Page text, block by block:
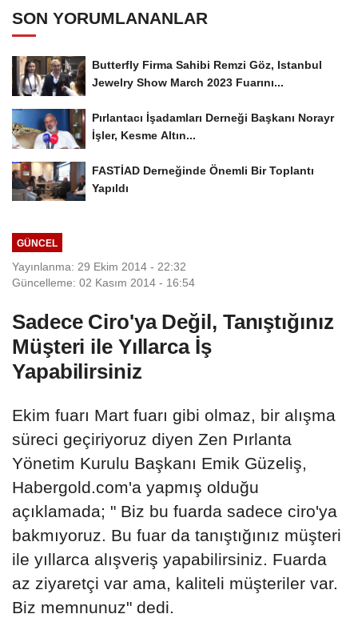
SON YORUMLANANLAR
Butterfly Firma Sahibi Remzi Göz, Istanbul
Jewelry Show March 2023 Fuarını...
Pırlantacı İşadamları Derneği Başkanı Norayr
İşler, Kesme Altın...
FASTİAD Derneğinde Önemli Bir Toplantı
Yapıldı
GÜNCEL
Yayınlanma: 29 Ekim 2014 - 22:32
Güncelleme: 02 Kasım 2014 - 16:54
Sadece Ciro'ya Değil, Tanıştığınız
Müşteri ile Yıllarca İş
Yapabilirsiniz
Ekim fuarı Mart fuarı gibi olmaz, bir alışma
süreci geçiriyoruz diyen Zen Pırlanta
Yönetim Kurulu Başkanı Emik Güzeliş,
Habergold.com'a yapmış olduğu
açıklamada; " Biz bu fuarda sadece ciro'ya
bakmıyoruz. Bu fuar da tanıştığınız müşteri
ile yıllarca alışveriş yapabilirsiniz. Fuarda
az ziyaretçi var ama, kaliteli müşteriler var.
Biz memnunuz" dedi.